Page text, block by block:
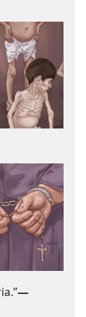
—